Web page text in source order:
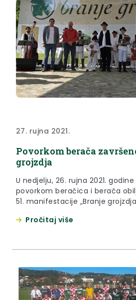
27. rujna 2021.
Povorkom berača
grojzdja
U nedjelju, 26. rujna 2021.
povorkom beračica i berača
51. manifestacije „Branje
Pročitaj više